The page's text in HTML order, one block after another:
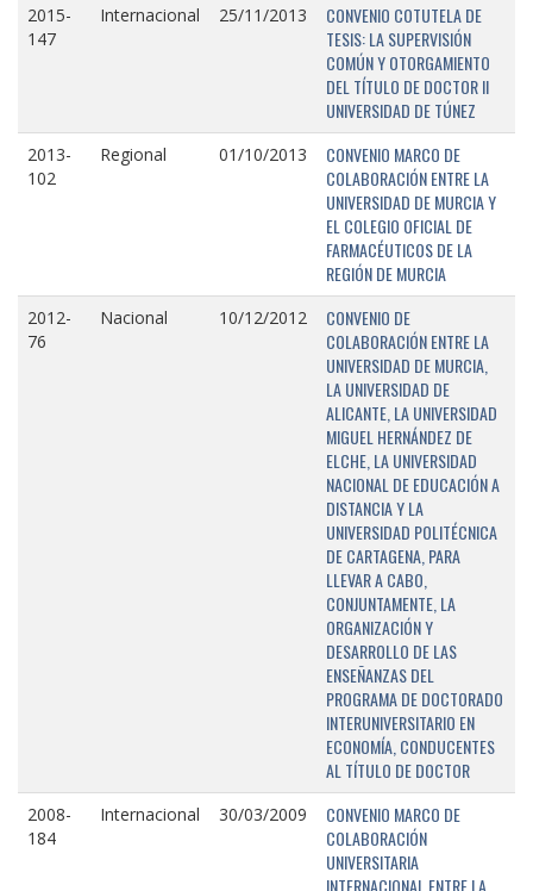
2015-
147
Internacional 25/11/2013
CONVENIO COTUTELA DE
TESIS: LA SUPERVISIÓN
COMÚN Y OTORGAMIENTO
DEL TÍTULO DE DOCTOR II
UNIVERSIDAD DE TÚNEZ
2013-
102
Regional 01/10/2013
CONVENIO MARCO DE
COLABORACIÓN ENTRE LA
UNIVERSIDAD DE MURCIA Y
EL COLEGIO OFICIAL DE
FARMACÉUTICOS DE LA
REGIÓN DE MURCIA
2012-
76
Nacional 10/12/2012
CONVENIO DE
COLABORACIÓN ENTRE LA
UNIVERSIDAD DE MURCIA,
LA UNIVERSIDAD DE
ALICANTE, LA UNIVERSIDAD
MIGUEL HERNÁNDEZ DE
ELCHE, LA UNIVERSIDAD
NACIONAL DE EDUCACIÓN A
DISTANCIA Y LA
UNIVERSIDAD POLITÉCNICA
DE CARTAGENA, PARA
LLEVAR A CABO,
CONJUNTAMENTE, LA
ORGANIZACIÓN Y
DESARROLLO DE LAS
ENSEÑANZAS DEL
PROGRAMA DE DOCTORADO
INTERUNIVERSITARIO EN
ECONOMÍA, CONDUCENTES
AL TÍTULO DE DOCTOR
2008-
184
Internacional 30/03/2009
CONVENIO MARCO DE
COLABORACIÓN
UNIVERSITARIA
INTERNACIONAL ENTRE LA